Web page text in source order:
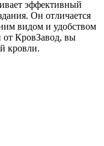
эффективный
Он отличается
видом и удобством
КровЗавод, вы
кровли.